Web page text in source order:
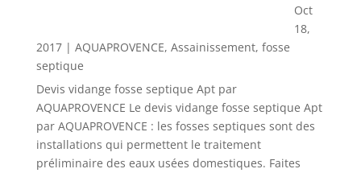
Oct
18,
2017| AQUAPROVENCE, Assainissement, fosse
septique
Devis vidange fosse septique Apt par
AQUAPROVENCE Le devis vidange fosse septique Apt
par AQUAPROVENCE : les fosses septiques sont des
installations qui permettent le traitement
préliminaire des eaux usées domestiques. Faites